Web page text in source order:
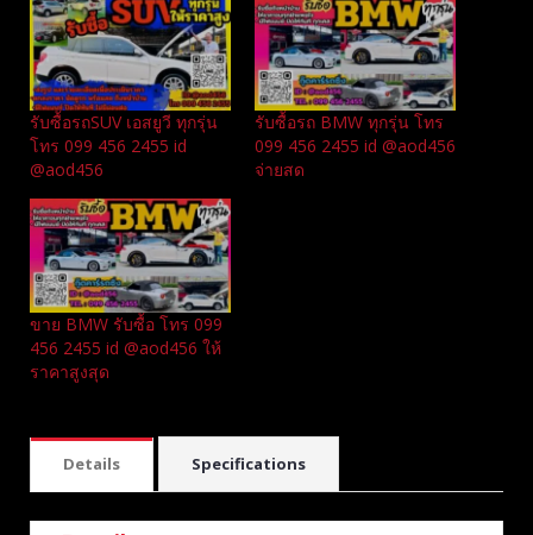
รับซื้อรถSUV เอสยูวี ทุกรุ่น
โทร 099 456 2455 id
@aod456
รับซื้อรถ BMW ทุกรุ่น โทร
099 456 2455 id @aod456
จ่ายสด
ขาย BMW รับซื้อ โทร 099
456 2455 id @aod456 ให้
ราคาสูงสุด
Details Specifications